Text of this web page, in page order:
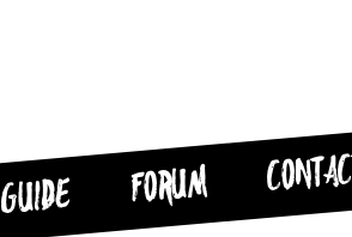
GUIDE FORUM